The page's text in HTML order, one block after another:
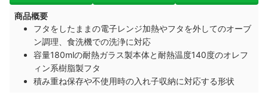
商品概要
フタをしたままの電子レンジ加熱やフタを外してのオーブ
ン調理、食洗機での洗浄に対応
容量180mlの耐熱ガラス製本体と耐熱温度140度のオレフ
ィン系樹脂製フタ
積み重ね保存や不使用時の入れ子収納に対応する形状